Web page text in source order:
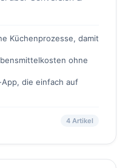
Küchenprozesse, damit
ohne
die einfach auf
4 Artikel